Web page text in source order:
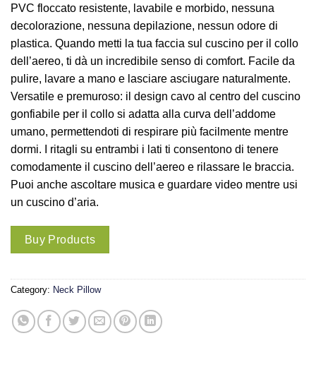
PVC floccato resistente, lavabile e morbido, nessuna
decolorazione, nessuna depilazione, nessun odore di
plastica. Quando metti la tua faccia sul cuscino per il collo
dell’aereo, ti dà un incredibile senso di comfort. Facile da
pulire, lavare a mano e lasciare asciugare naturalmente.
Versatile e premuroso: il design cavo al centro del cuscino
gonfiabile per il collo si adatta alla curva dell’addome
umano, permettendoti di respirare più facilmente mentre
dormi. I ritagli su entrambi i lati ti consentono di tenere
comodamente il cuscino dell’aereo e rilassare le braccia.
Puoi anche ascoltare musica e guardare video mentre usi
un cuscino d’aria.
Buy Products
Category: Neck Pillow